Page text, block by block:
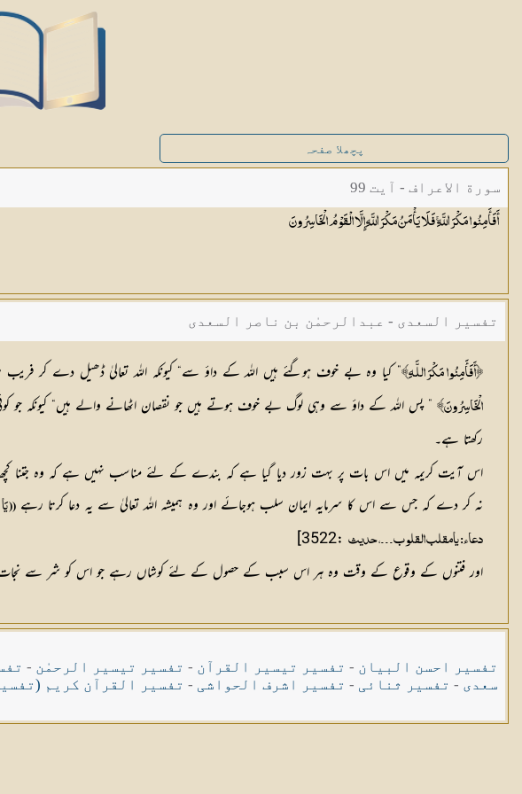
پچھلا صفحہ
سورة الاعراف - آیت 99
أَفَأَمِنُوا مَكْرَ اللَّهِ ۚ فَلَا يَأْمَنُ مَكْرَ اللَّهِ إِلَّا الْقَوْمُالْخَاسِرُونَ
تفسیر السعدی - عبدالرحمٰن بن ناصر السعدی
﴿أَفَأَمِنُوا مَكْرَ اللَّـهِ﴾” کیا وہ بے خوف ہوگئے ہیں اللہ کے داؤ سے“ کیونکہ اللہ تعالیٰ ڈھیل دے کر
الْخَاسِرُونَ﴾ ” پس اللہ کے داؤ سے وہی لوگ بے خوف ہوتے ہیں جو نقصان اٹھانے والے ہیں“ کیونکہ جو
رکھتا ہے۔
اس آیت کریمہ میں اس بات پر بہت زور دیا گیا ہے کہ بندے کے لئے مناسب نہیں ہے کہ وہ جتنا
نہ کر دے کہ جس سے اس کا سرمایہ ایمان سلب ہوجائے اور وہ ہمیشہ اللہ تعالیٰ سے یہ دعا کرتا رہے((
دعاء: یامقلب القلوب۔۔۔، حدیث :3522]
اور فتنوں کے وقوع کے وقت وہ ہر اس سبب کے حصول کے لئے کوشاں رہے جو اس کو شر سے نجات دے،
تفسیر احسن البیان - تفسیر تیسیر القرآن - تفسیر تیسیر الرحمٰن -
سعدی - تفسیر ثنائی - تفسیر اشرف الحواشی - تفسیر القرآن کریم